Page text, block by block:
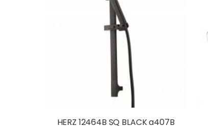
HERZ 12464B SQ BLACK a407B